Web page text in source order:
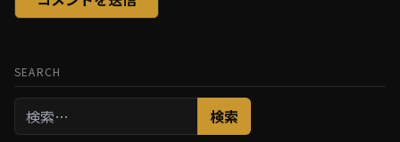
SEARCH
検
索: